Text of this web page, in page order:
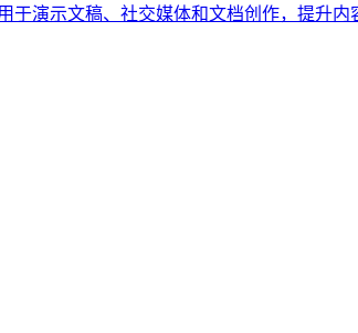
演示文稿、社交媒体和文档创作，提升内